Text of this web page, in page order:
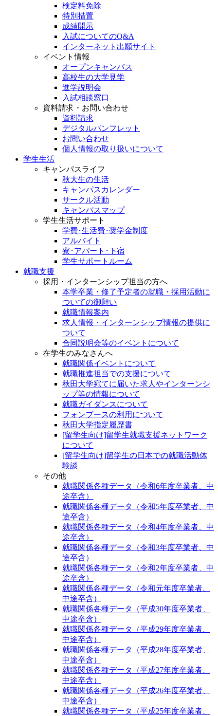
検定料免除
特別措置
成績開示
入試についてのQ&A
インターネット出願サイト
イベント情報
オープンキャンパス
高校生の大学見学
進学説明会
入試相談窓口
資料請求・お問い合わせ
資料請求
デジタルパンフレット
お問い合わせ
個人情報の取り扱いについて
学生生活
キャンパスライフ
秋大生の生活
キャンパスカレンダー
サークル活動
キャンパスマップ
学生生活サポート
学費･生活費･奨学金制度
アルバイト
寮･アパート･下宿
学生サポートルーム
就職支援
採用・インターンシップ担当の方へ
本学卒業・修了予定者の就職・採用活動に
ついての御願い
就職情報案内
求人情報・インターンシップ情報の提供に
ついて
合同説明会等のイベントについて
在学生のみなさんへ
就職関係イベントについて
就職推進担当での支援について
秋田大学宛てに届いた求人やインターンシ
ップ等の情報について
就職ガイダンスについて
フォンブースの利用について
秋田大学指定履歴書
[留学生向け]留学生就職支援ネットワーク
について
[留学生向け]留学生の日本での就職活動体
験談
その他
就職関係各種データ（令和6年度卒業者、中
途卒含）
就職関係各種データ（令和5年度卒業者、中
途卒含）
就職関係各種データ（令和4年度卒業者、中
途卒含）
就職関係各種データ（令和3年度卒業者、中
途卒含）
就職関係各種データ（令和2年度卒業者、中
途卒含）
就職関係各種データ（令和元年度卒業者、
中途卒含）
就職関係各種データ（平成30年度卒業者、
中途卒含）
就職関係各種データ（平成29年度卒業者、
中途卒含）
就職関係各種データ（平成28年度卒業者、
中途卒含）
就職関係各種データ（平成27年度卒業者、
中途卒含）
就職関係各種データ（平成26年度卒業者、
中途卒含）
就職関係各種データ（平成25年度卒業者、